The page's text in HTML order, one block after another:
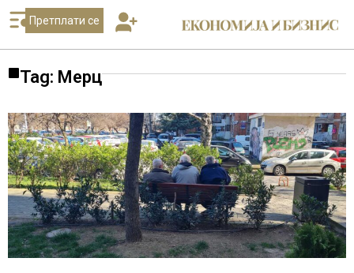
Претплати се
Tag: Мерц